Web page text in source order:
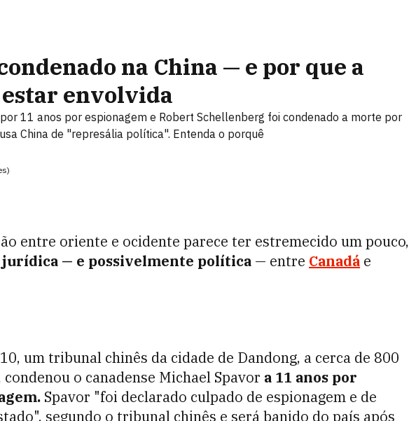
na China — e por que a
envolvida
11 anos por espionagem e Robert Schellenberg foi condenado a morte por
China de "represália política". Entenda o porquê
entre oriente e ocidente parece ter estremecido um pouco,
jurídica — e possivelmente política — entre Canadá e
um tribunal chinês da cidade de Dandong, a cerca de 800
o canadense Michael Spavor a 11 anos por
Spavor "foi declarado culpado de espionagem e de
segundo o tribunal chinês e será banido do país após